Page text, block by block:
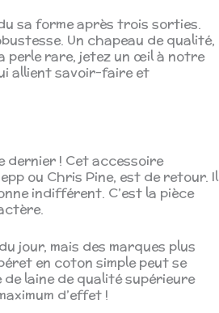
sa forme après trois sorties.
Un chapeau de qualité,
perle rare, jetez un œil à notre
allient savoir-faire et
dernier ! Cet accessoire
ou Chris Pine, est de retour. Il
indifférent. C’est la pièce
jour, mais des marques plus
en coton simple peut se
laine de qualité supérieure
d’effet !